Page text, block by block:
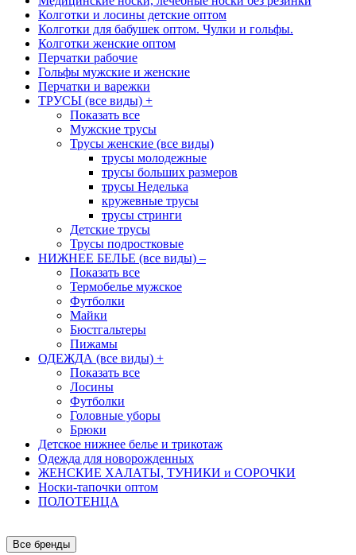
Колготки и лосины детские оптом
Колготки для бабушек оптом. Чулки и гольфы.
Колготки женские оптом
Перчатки рабочие
Гольфы мужские и женские
Перчатки и варежки
ТРУСЫ (все виды) +
Показать все
Мужские трусы
Трусы женские (все виды)
трусы молодежные
трусы больших размеров
трусы Неделька
кружевные трусы
трусы стринги
Детские трусы
Трусы подростковые
НИЖНЕЕ БЕЛЬЕ (все виды) –
Показать все
Термобелье мужское
Футболки
Майки
Бюстгальтеры
Пижамы
ОДЕЖДА (все виды) +
Показать все
Лосины
Футболки
Головные уборы
Брюки
Детское нижнее белье и трикотаж
Одежда для новорожденных
ЖЕНСКИЕ ХАЛАТЫ, ТУНИКИ и СОРОЧКИ
Носки-тапочки оптом
ПОЛОТЕНЦА
Все бренды